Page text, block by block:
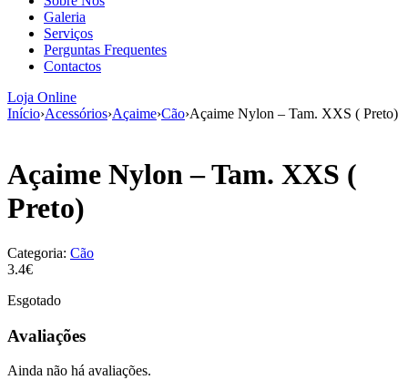
Galeria
Serviços
Perguntas Frequentes
Contactos
Loja Online
Início›Acessórios›Açaime›Cão›Açaime Nylon – Tam. XXS ( Preto)
Açaime Nylon – Tam. XXS (
Preto)
Categoria: Cão
3.4€
Esgotado
Avaliações
Ainda não há avaliações.
aumenta a
probabilidade
de ver
conteúdo e
ofertas